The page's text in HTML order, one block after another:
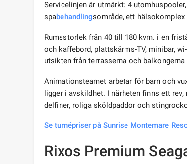
Servicelinjen är utmärkt: 4
spabehandlingsområde, ett
Rumsstorlek från 40 till 180 kvm. i en
och kaffebord, plattskärms-TV, minibar,
utsikten från terrasserna och
Animationsteamet arbetar för barn och
ligger i avskildhet. I närheten finns ett
delfiner, roliga sköldpaddor och
Se turnépriser på Sunrise Montemare
Rixos Premium